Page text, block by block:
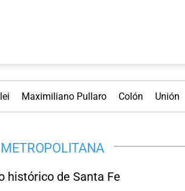
Maximiliano Pullaro Colón Unión
histórico de Santa Fe